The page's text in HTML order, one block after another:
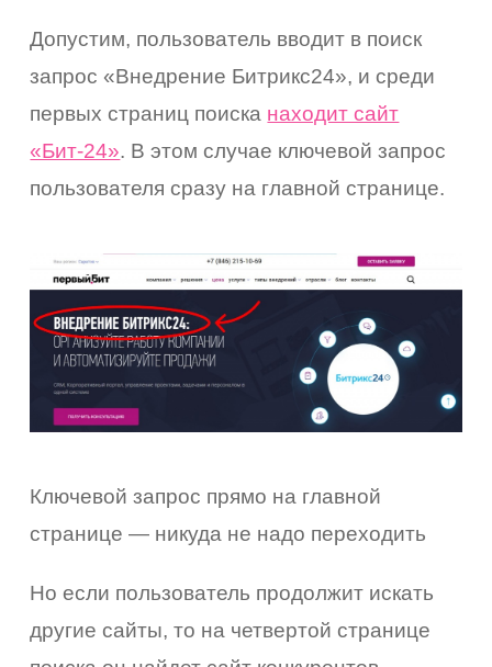
Допустим, пользователь вводит в поиск
запрос «Внедрение Битрикс24», и среди
первых страниц поиска находит сайт
«Бит-24». В этом случае ключевой запрос
пользователя сразу на главной странице.
Ключевой запрос прямо на главной
странице — никуда не надо переходить
Но если пользователь продолжит искать
другие сайты, то на четвертой странице